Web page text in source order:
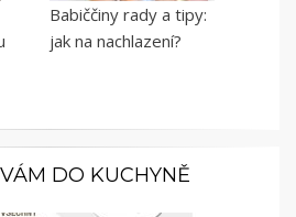
Babiččiny rady a tipy:
jak na nachlazení?
DO KUCHYNĚ